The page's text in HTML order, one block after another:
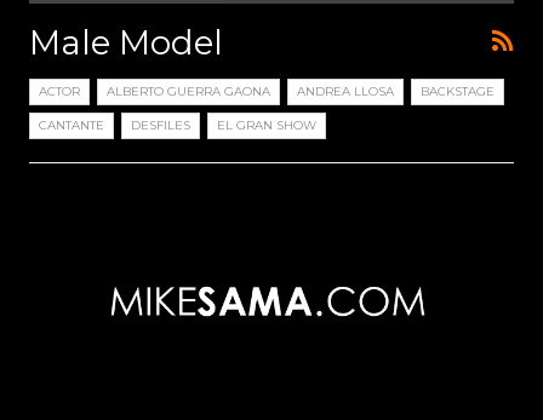
Male Model
ACTOR ALBERTO GUERRA GAONA ANDREA LLOSA BACKSTAGE
CANTANTE DESFILES EL GRAN SHOW